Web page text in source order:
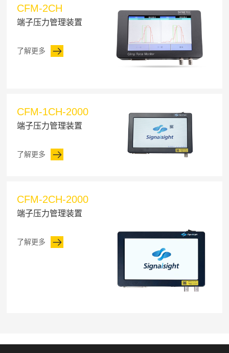
CFM-2CH
端子压力管理装置
了解更多
CFM-1CH-2000
端子压力管理装置
了解更多
CFM-2CH-2000
端子压力管理装置
了解更多